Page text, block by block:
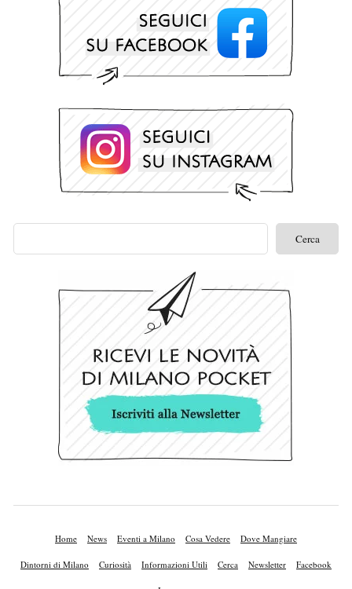
Home News Eventi a Milano Cosa Vedere Dove Mangiare
Dintorni di Milano Curiosità Informazioni Utili Cerca Newsletter Facebook